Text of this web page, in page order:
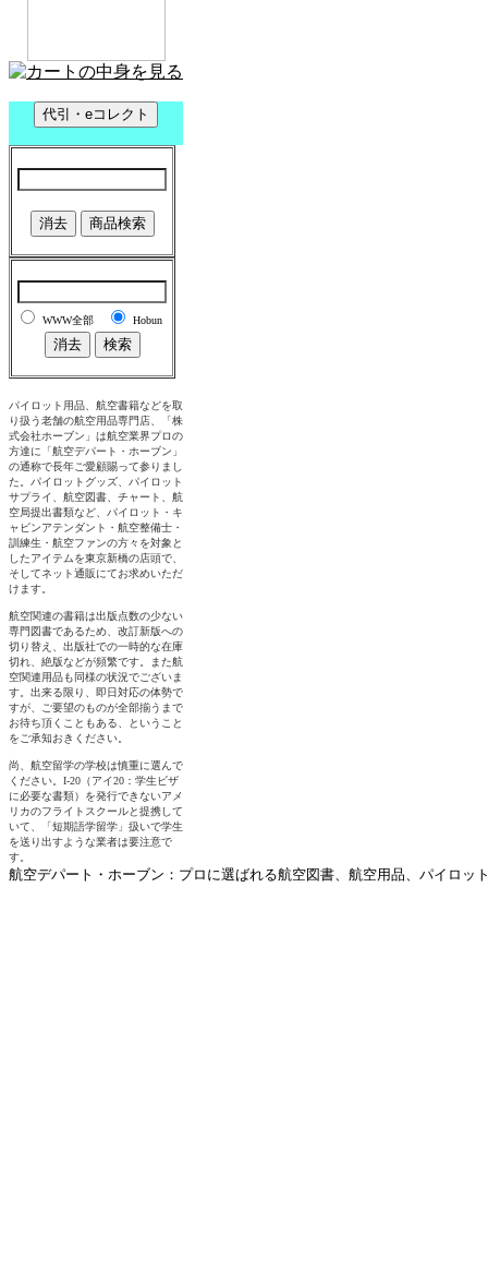
航空デパート・ホーブン：プロに選ばれる航空図書、航空用品、パイロッ